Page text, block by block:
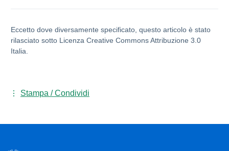
Eccetto dove diversamente specificato, questo articolo è stato
rilasciato sotto Licenza Creative Commons Attribuzione 3.0
Italia.
Stampa / Condividi